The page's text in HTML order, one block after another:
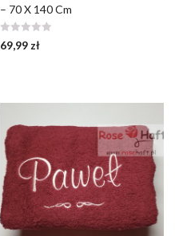
– 70 X 140 Cm
69,99 zł